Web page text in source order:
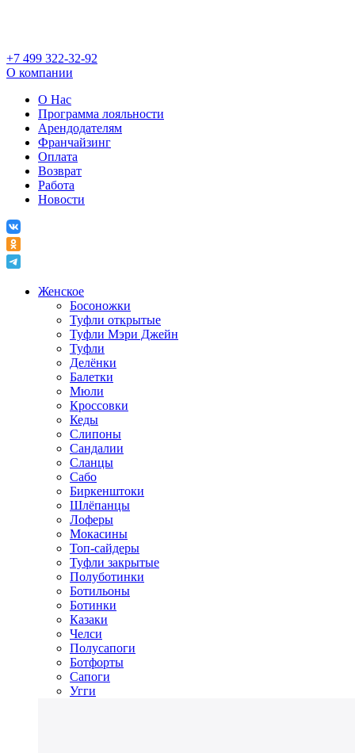
+7 499 322-32-92
О компании
О Нас
Программа лояльности
Арендодателям
Франчайзинг
Оплата
Возврат
Работа
Новости
Женское
Босоножки
Туфли открытые
Туфли Мэри Джейн
Туфли
Делёнки
Балетки
Мюли
Кроссовки
Кеды
Слипоны
Сандалии
Сланцы
Сабо
Биркенштоки
Шлёпанцы
Лоферы
Мокасины
Топ-сайдеры
Туфли закрытые
Полуботинки
Ботильоны
Ботинки
Казаки
Челси
Полусапоги
Ботфорты
Сапоги
Угги